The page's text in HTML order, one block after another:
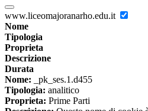
www.liceomajoranarho.edu.it
Nome
Tipologia
Proprieta
Descrizione
Durata
Nome: _pk_ses.1.d455
Tipologia: analitico
Proprieta: Prime Parti